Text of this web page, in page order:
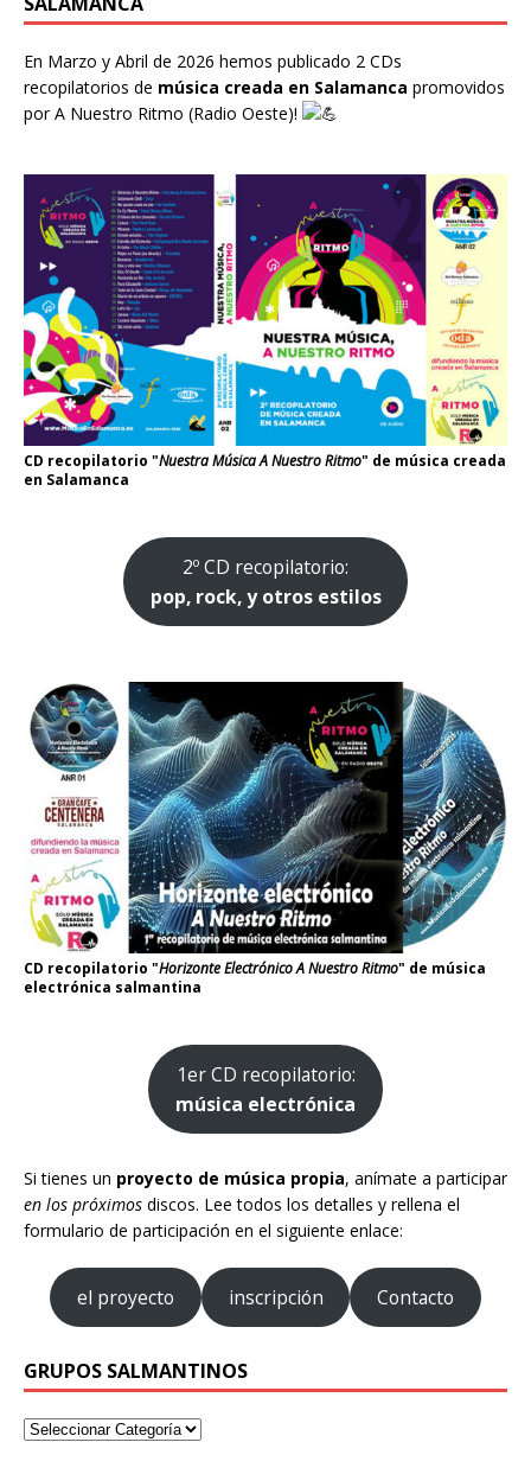
En Marzo y Abril de 2026 hemos publicado 2 CDs
recopilatorios de música creada en Salamanca promovidos
porA Nuestro Ritmo (Radio Oeste)!
CD recopilatorio "Nuestra Música A Nuestro Ritmo" de música creada
en Salamanca
2º CD recopilatorio:
pop, rock, y otros estilos
CD recopilatorio "Horizonte Electrónico A Nuestro Ritmo" de música
electrónica salmantina
1er CD recopilatorio:
música electrónica
Si tienes un proyecto de música propia, anímate a participar
en los próximos discos. Lee todos los detalles y rellena el
formulario de participación en el siguiente enlace:
el proyecto inscripción Contacto
GRUPOS SALMANTINOS